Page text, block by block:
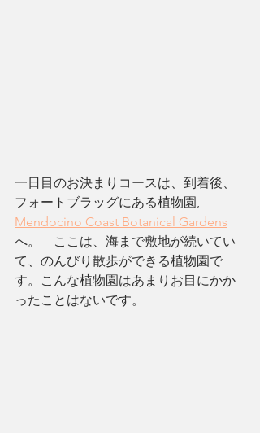
一日目のお決まりコースは、到着後、
フォートブラッグにある植物園,
Mendocino Coast Botanical Gardens
へ。　ここは、海まで敷地が続いてい
て、のんびり散歩ができる植物園で
す。こんな植物園はあまりお目にかか
ったことはないです。